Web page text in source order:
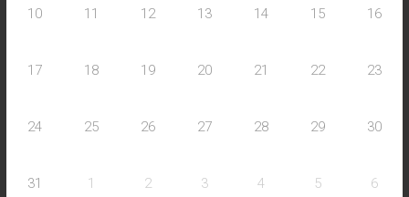
10 11 12 13 14 15 16
17 18 19 20 21 22 23
24 25 26 27 28 29 30
31 1 2 3 4 5 6